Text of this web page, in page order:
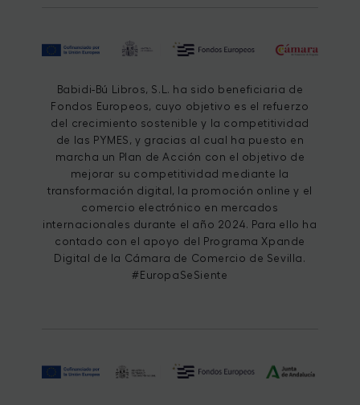
Babidi-Bú Libros, S.L. ha sido beneficiaria de
Fondos Europeos, cuyo objetivo es el refuerzo
del crecimiento sostenible y la competitividad
de las PYMES, y gracias al cual ha puesto en
marcha un Plan de Acción con el objetivo de
mejorar su competitividad mediante la
transformación digital, la promoción online y el
comercio electrónico en mercados
internacionales durante el año 2024. Para ello ha
contado con el apoyo del Programa Xpande
Digital de la Cámara de Comercio de Sevilla.
#EuropaSeSiente